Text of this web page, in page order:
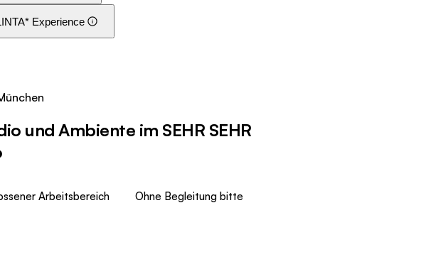
Experience
und Ambiente im SEHR SEHR
Arbeitsbereich Ohne Begleitung bitte